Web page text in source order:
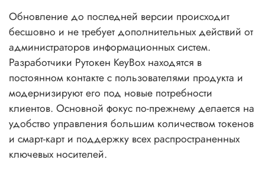
Обновление до последней версии происходит
бесшовно и не требует дополнительных действий от
администраторов информационных систем.
Разработчики Рутокен KeyBox находятся в
постоянном контакте с пользователями продукта и
модернизируют его под новые потребности
клиентов. Основной фокус по-прежнему делается на
удобство управления большим количеством токенов
и смарт-карт и поддержку всех распространенных
ключевых носителей.